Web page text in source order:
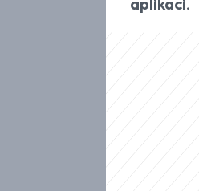
aplikaci.